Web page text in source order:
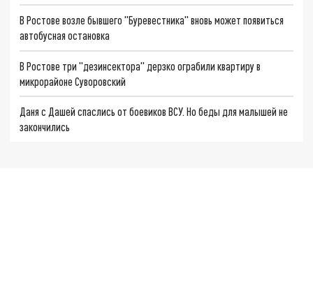
В Ростове возле бывшего "Буревестника" вновь может появиться
автобусная остановка
В Ростове три "дезинсектора" дерзко ограбили квартиру в
микрорайоне Суворовский
Даня с Дашей спаслись от боевиков ВСУ. Но беды для малышей не
закончились